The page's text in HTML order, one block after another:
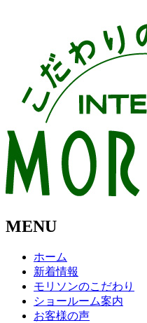
MENU
ホーム
新着情報
モリソンのこだわり
ショールーム案内
お客様の声